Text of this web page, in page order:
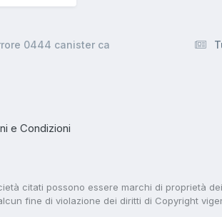
0444 canister ca
e Condizioni
citati possono essere marchi di proprietà
fine di violazione dei diritti di Copyright